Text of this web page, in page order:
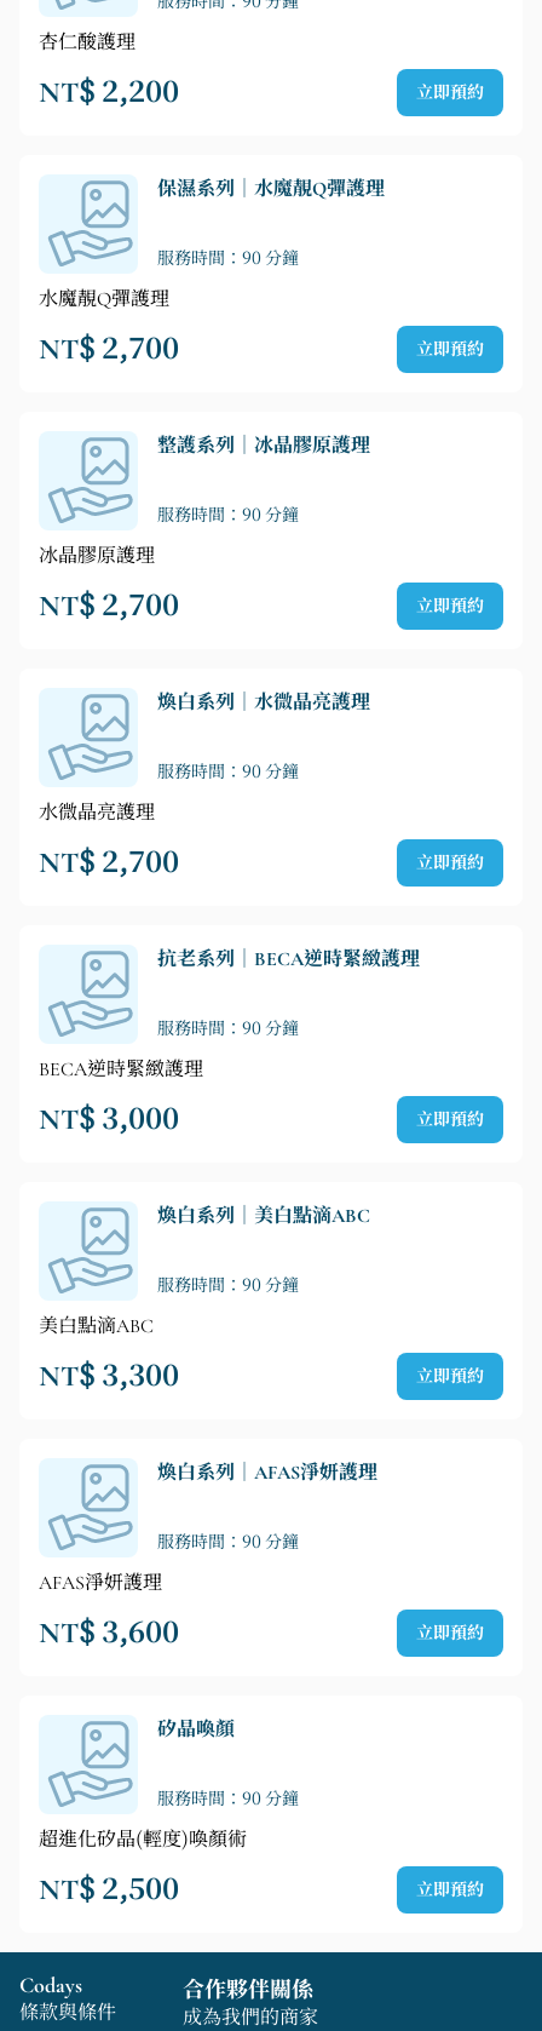
杏仁酸護理
NT$ 2,200 立即預約
保濕系列｜水魔靚Q彈護理
服務時間：90 分鐘
水魔靚Q彈護理
NT$ 2,700 立即預約
整護系列｜冰晶膠原護理
服務時間：90 分鐘
冰晶膠原護理
NT$ 2,700 立即預約
煥白系列｜水微晶亮護理
服務時間：90 分鐘
水微晶亮護理
NT$ 2,700 立即預約
抗老系列｜BECA逆時緊緻護理
服務時間：90 分鐘
BECA逆時緊緻護理
NT$ 3,000 立即預約
煥白系列｜美白點滴ABC
服務時間：90 分鐘
美白點滴ABC
NT$ 3,300 立即預約
煥白系列｜AFAS淨妍護理
服務時間：90 分鐘
AFAS淨妍護理
NT$ 3,600 立即預約
矽晶喚顏
服務時間：90 分鐘
超進化矽晶(輕度)喚顏術
NT$ 2,500 立即預約
Codays
條款與條件
合作夥伴關係
成為我們的商家